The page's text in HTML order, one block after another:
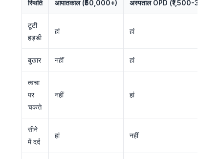
स्थिति आपातकाल (₹50,000+) अस्पताल OPD (₹1,500-3,000)
टूटी
हड्डी
हां हां
बुखार नहीं हां
त्वचा
पर
चकत्ते
नहीं हां
सीने
में दर्द
हां नहीं